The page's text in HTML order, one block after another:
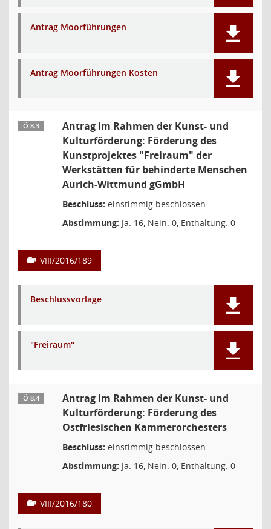
Antrag Moorführungen
Antrag Moorführungen Kosten
Ö 8.3
Antrag im Rahmen der Kunst- und
Kulturförderung: Förderung des
Kunstprojektes "Freiraum" der
Werkstätten für behinderte Menschen
Aurich-Wittmund gGmbH
Beschluss: einstimmig beschlossen
Abstimmung: Ja: 16, Nein: 0, Enthaltung: 0
VIII/2016/189
Beschlussvorlage
"Freiraum"
Ö 8.4
Antrag im Rahmen der Kunst- und
Kulturförderung: Förderung des
Ostfriesischen Kammerorchesters
Beschluss: einstimmig beschlossen
Abstimmung: Ja: 16, Nein: 0, Enthaltung: 0
VIII/2016/180